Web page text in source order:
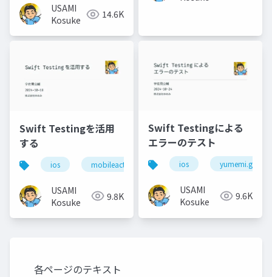
USAMI
Kosuke
14.6K
Swift Testingを活用
する
ios mobileact
USAMI
Kosuke
9.8K
Swift Testingによる
エラーのテスト
ios yumemi.grow
USAMI
Kosuke
9.6K
各ページのテキスト